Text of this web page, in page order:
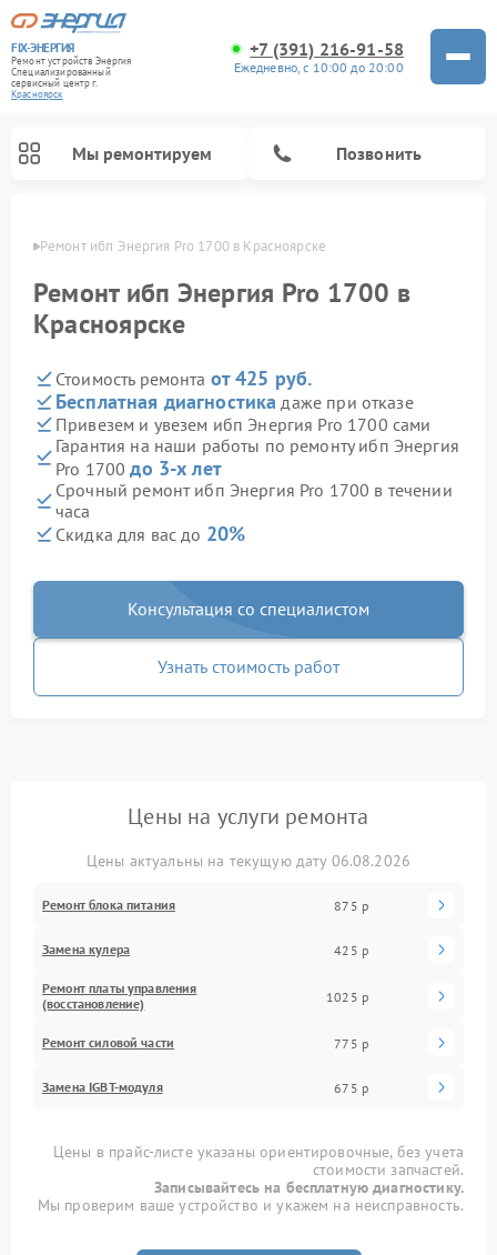
FIX-ЭНЕРГИЯ
Ремонт устройств Энергия
Специализированный
cервисный центр г.
Красноярск
+7 (391) 216-91-58
Ежедневно, с 10:00 до 20:00
Мы ремонтируем Позвонить
Ремонт ибп Энергия Pro 1700 в Красноярске
Ремонт ибп Энергия Pro 1700 в
Красноярске
Стоимость ремонта от 425 руб.
Бесплатная диагностика даже при отказе
Привезем и увезем ибп Энергия Pro 1700 сами
Гарантия на наши работы по ремонту ибп Энергия
Pro 1700до 3-х лет
Срочный ремонт ибп Энергия Pro 1700 в течении
часа
Скидка для вас до 20%
Консультация со специалистом
Узнать стоимость работ
Цены на услуги ремонта
Цены актуальны на текущую дату 06.08.2026
Ремонт блока питания 875 р
Замена кулера 425 р
Ремонт платы управления
(восстановление)
1025 р
Ремонт силовой части 775 р
Замена IGBT-модуля 675 р
Цены в прайс-листе указаны ориентировочные, без учета
стоимости запчастей.
Записывайтесь на бесплатную диагностику.
Мы проверим ваше устройство и укажем на неисправность.